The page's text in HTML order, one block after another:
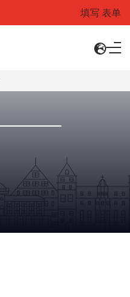
填写 表单